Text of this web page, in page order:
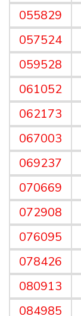
055829
057524
059528
061052
062173
067003
069237
070669
072908
076095
078426
080913
084985